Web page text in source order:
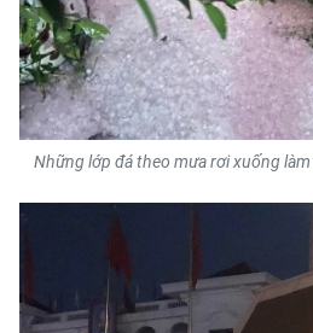
中文
FRANÇAIS
РУССКИЙ
ESPAÑOL
Những lớp đá theo mưa rơi xuống